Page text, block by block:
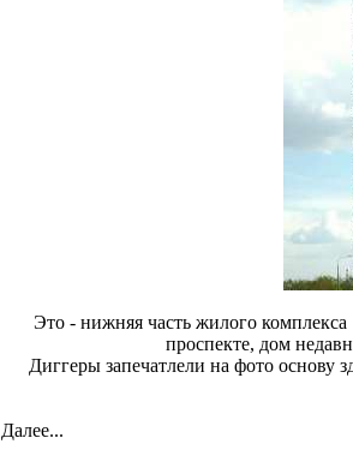
Это - нижняя часть жилого
проспекте, дом
Диггеры запечатлели на фото основу
Далее...